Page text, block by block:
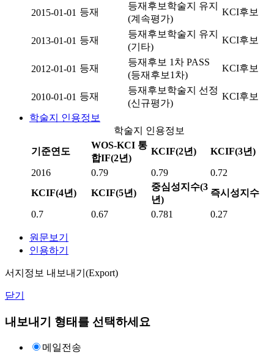
2015-01-01 등재
등재후보학술지 유지
(계속평가)
KCI후보
2013-01-01 등재
등재후보학술지 유지
(기타)
KCI후보
2012-01-01 등재
등재후보 1차 PASS
(등재후보1차)
KCI후보
2010-01-01 등재
등재후보학술지 선정
(신규평가)
KCI후보
학술지 인용정보
학술지 인용정보
기준연도
WOS-KCI 통
합IF(2년)
KCIF(2년) KCIF(3년)
2016 0.79 0.79
0.72
KCIF(4년)
KCIF(5년)
중심성지수(3
년)
즉시성지수
0.7 0.67 0.781 0.27
원문보기
인용하기
서지정보 내보내기(Export)
닫기
내보내기 형태를 선택하세요
메일전송